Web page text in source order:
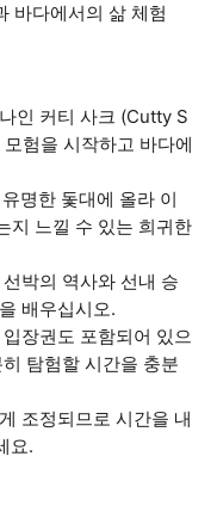
바다에서의 삶 체험
인 커티 사크 (Cutty S
험을 시작하고 바다에
명한 돛대에 올라 이
지 느낄 수 있는 희귀한
박의 역사와 선내 승
배우십시오.
장권도 포함되어 있으
탐험할 시간을 충분
조정되므로 시간을 내
요.